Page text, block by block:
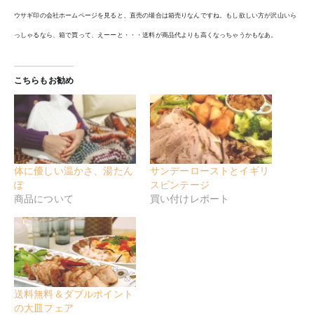
ウサギ印の会社ホームページを見ると、直売の場合は箱売りなんですね。もし欲しい方が沢山いら
っしゃるなら、箱で買って、えーーと・・・送料が商品代よりも高くなっちゃうかもなあ。
こちらもお勧め
体に優しい温かさ、湯たん
ぽ
商品について
サンデーローストとイギリ
スビンテージ
買い付けレポート
送料無料＆ダブルポイント
の大皿フェア